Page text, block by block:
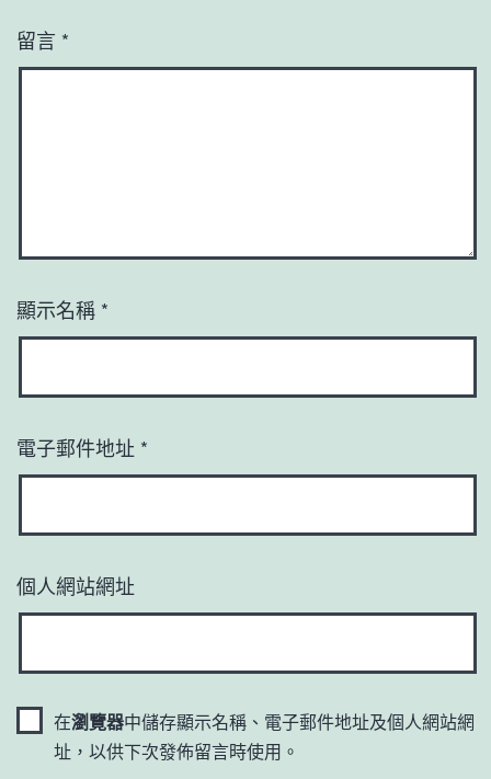
留言 *
顯示名稱 *
電子郵件地址 *
個人網站網址
在瀏覽器中儲存顯示名稱、電子郵件地址及個人網站網
址，以供下次發佈留言時使用。